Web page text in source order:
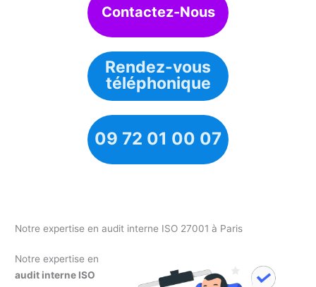
Contactez-Nous
Rendez-vous
téléphonique
09 72 01 00 07
Notre expertise en audit interne ISO 27001 à Paris
Notre expertise en
audit interne ISO